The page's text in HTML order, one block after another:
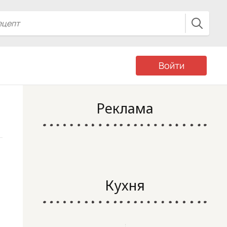
Войти
Реклама
Кухня